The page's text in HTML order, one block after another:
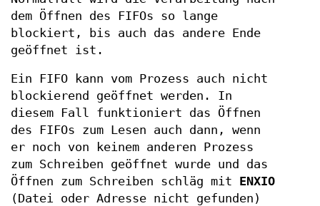
dem Öffnen des FIFOs so lange
blockiert, bis auch das andere Ende
geöffnet ist.
Ein FIFO kann vom Prozess auch nicht
blockierend geöffnet werden. In
diesem Fall funktioniert das Öffnen
des FIFOs zum Lesen auch dann, wenn
er noch von keinem anderen Prozess
zum Schreiben geöffnet wurde und das
Öffnen zum Schreiben schläg mit ENXIO
(Datei oder Adresse nicht gefunden)